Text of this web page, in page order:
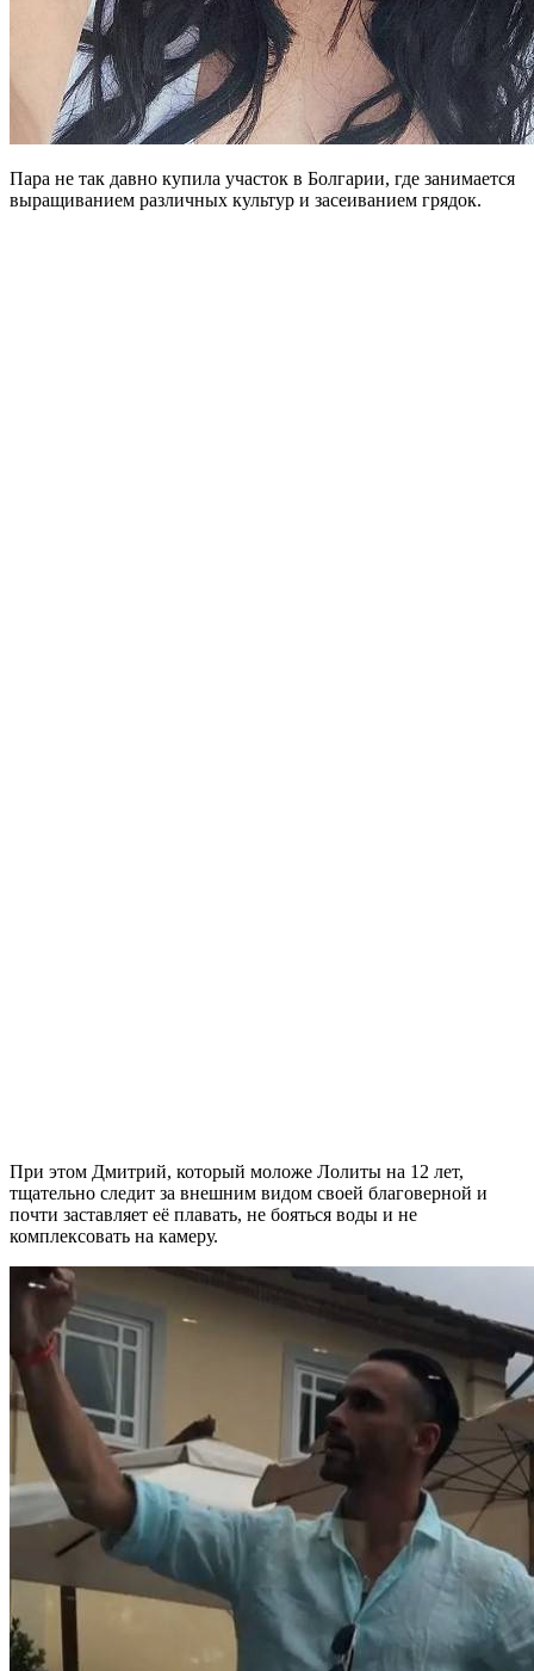
Пара не так давно купила участок в Болгарии, где занимается
выращиванием различных культур и засеиванием грядок.
При этом Дмитрий, который моложе Лолиты на 12 лет,
тщательно следит за внешним видом своей благоверной и
почти заставляет её плавать, не бояться воды и не
комплексовать на камеру.